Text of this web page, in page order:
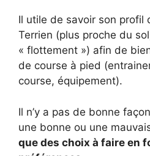
Il utile de savoir son profil
Terrien (plus proche du
« flottement ») afin de
de course à pied
course, équipement).
Il n’y a pas de bonne
une bonne ou une
que des choix à faire en